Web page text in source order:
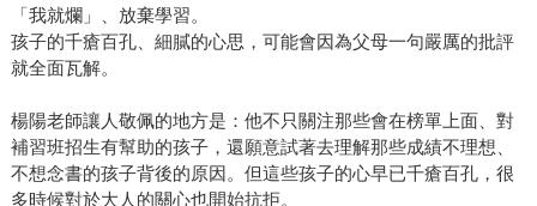
「我就爛」、放棄學習。
孩子的千瘡百孔、細膩的心思，可能會因為父母一句嚴厲的批評
就全面瓦解。
楊陽老師讓人敬佩的地方是：他不只關注那些會在榜單上面、對
補習班招生有幫助的孩子，還願意試著去理解那些成績不理想、
不想念書的孩子背後的原因。但這些孩子的心早已千瘡百孔，很
多時候對於大人的關心也開始抗拒。